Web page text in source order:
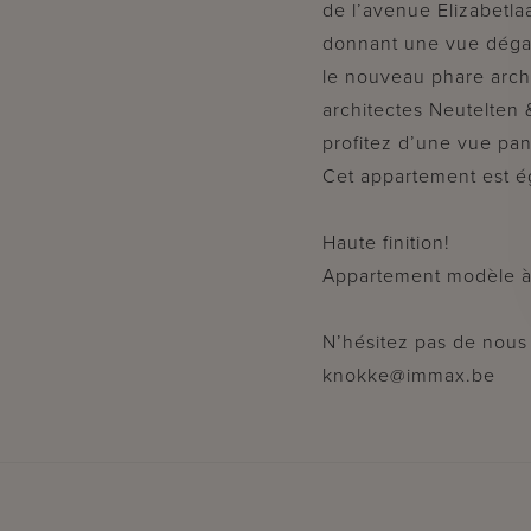
de l’avenue
donnant une vue
le nouveau phare
architectes Neutelten
profitez d’une vue
Cet appartement est
Haute finition!
Appartement modèle
N’hésitez pas de
knokke@immax.be